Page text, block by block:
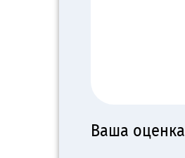
Ваша оценка